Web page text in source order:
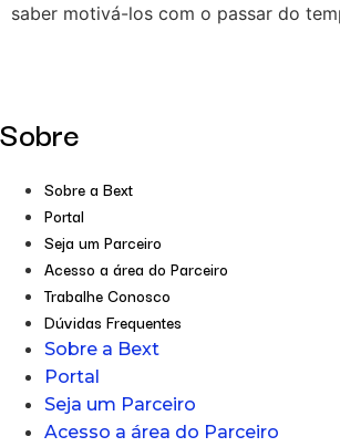
saber motivá-los com o passar do
Sobre
Sobre a Bext
Portal
Seja um Parceiro
Acesso a área do Parceiro
Trabalhe Conosco
Dúvidas Frequentes
Sobre a Bext
Portal
Seja um Parceiro
Acesso a área do Parceiro